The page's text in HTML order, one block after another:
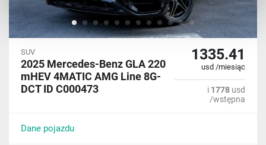
SUV
2025 Mercedes-Benz GLA 220
mHEV 4MATIC AMG Line 8G-
DCT ID C000473
1335.41
usd /miesiąc
i 1778 usd
/wstępna
Dane pojazdu